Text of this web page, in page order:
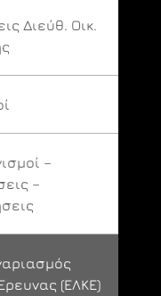
Διεύθ. Οικ.
–
–
(ΕΛΚΕ)